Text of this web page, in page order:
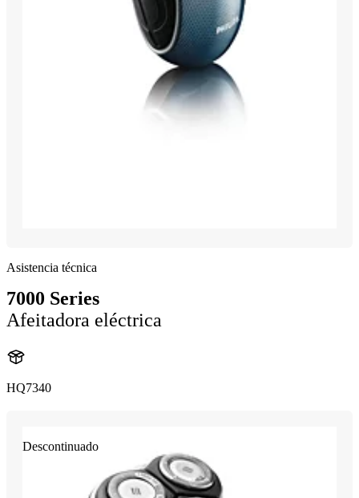
Asistencia técnica
7000 Series
Afeitadora eléctrica
HQ7340
Descontinuado